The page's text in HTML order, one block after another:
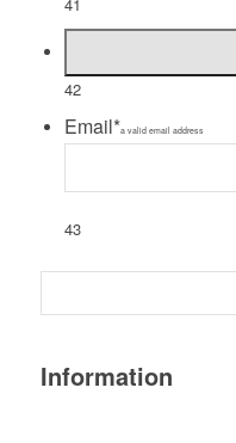
42
Email*a valid email address
43
Information